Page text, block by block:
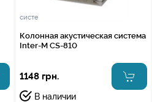
системы звукового оповещения
Колонная акустическая система
Inter-M CS-810
1148 грн.
В наличии